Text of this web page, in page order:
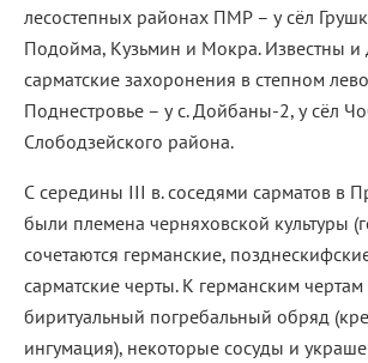
лесостепных районах ПМР – у сёл
Подойма, Кузьмин и Мокра. Известны и
сарматские захоронения в степном
Поднестровье – у с. Дойбаны-2, у сёл
Слободзейского района.
С середины III в. соседями сарматов в
были племена черняховской культуры
сочетаются германские,
сарматские черты. К германским чертам
биритуальный погребальный обряд
ингумация), некоторые сосуды и